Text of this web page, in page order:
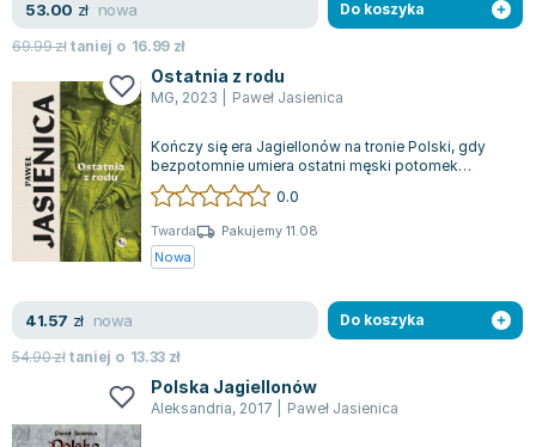
53.00 zł nowa
69.99złtaniej o 16.99 zł
Do koszyka
Ostatnia z rodu
MG, 2023 Paweł Jasienica
Kończy się era Jagiellonów na tronie Polski, gdy
bezpotomnie umiera ostatni męski potomek
Zygmunta Starego i Bony, Zygmunt August....
0.0
Twarda
Pakujemy 11.08
Nowa
41.57 zł nowa
54.90złtaniej o 13.33 zł
Do koszyka
Polska Jagiellonów
Aleksandria, 2017 Paweł Jasienica